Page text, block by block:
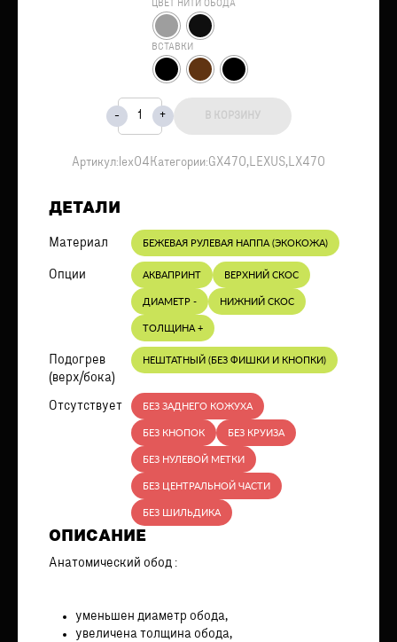
ЦВЕТ НИТИ ОБОДА
ВСТАВКИ
В КОРЗИНУ
Артикул: lex04 Категории:GX470,LEXUS,LX470
ОПИСАНИЕ
Анатомический обод :
уменьшен диаметр обода,
увеличена толщина обода,
ДЕТАЛИ
Материал БЕЖЕВАЯ РУЛЕВАЯ НАППА (ЭКОКОЖА)
Опции АКВАПРИНТ ВЕРХНИЙ СКОС
ДИАМЕТР - НИЖНИЙ СКОС
ТОЛЩИНА +
Подогрев
(верх/бока)
НЕШТАТНЫЙ (БЕЗ ФИШКИ И КНОПКИ)
Отсутствует БЕЗ ЗАДНЕГО КОЖУХА
БЕЗ КНОПОК БЕЗ КРУИЗА
БЕЗ НУЛЕВОЙ МЕТКИ
БЕЗ ЦЕНТРАЛЬНОЙ ЧАСТИ
БЕЗ ШИЛЬДИКА